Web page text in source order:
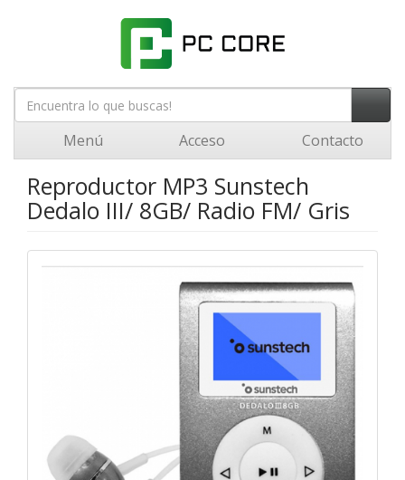
Menú Acceso Contacto
Reproductor MP3 Sunstech
Dedalo III/ 8GB/ Radio FM/ Gris